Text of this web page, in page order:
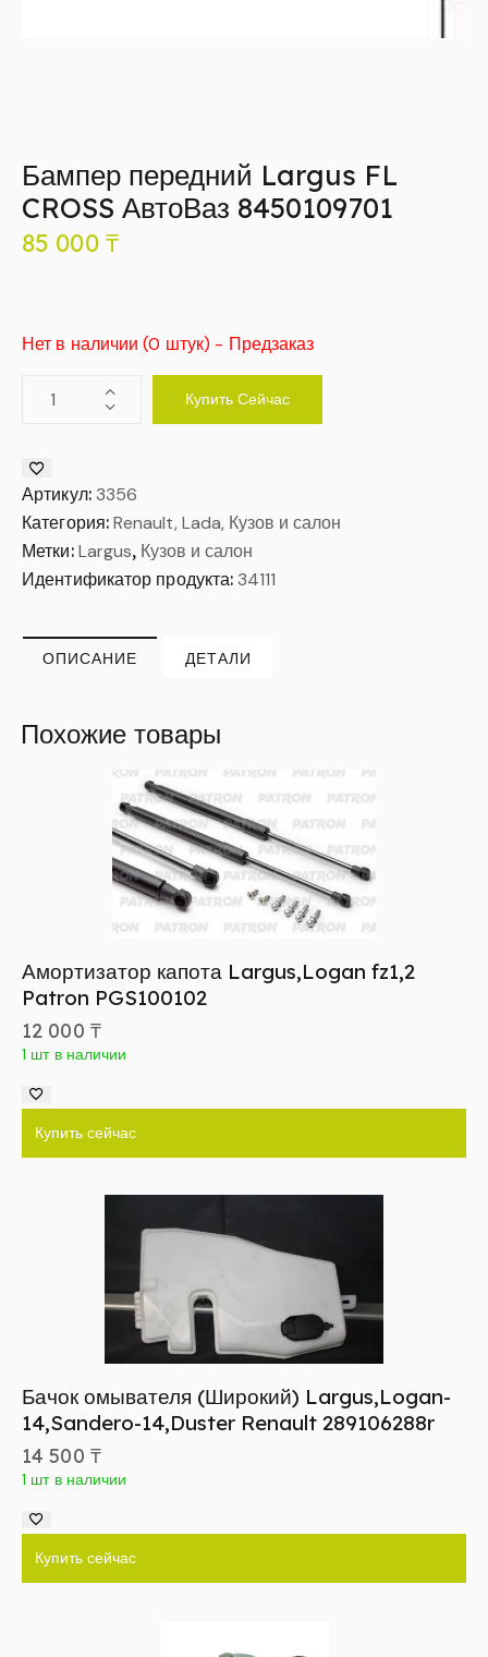
Бампер передний Largus FL
CROSS АвтоВаз 8450109701
85 000 ₸
Нет в наличии (0 штук) - Предзаказ
Купить Сейчас
Артикул: 3356
Категория:Renault, Lada, Кузов и салон
Метки: Largus, Кузов и салон
Идентификатор продукта:34111
ОПИСАНИЕ ДЕТАЛИ
Похожие товары
Амортизатор капота Largus,Logan fz1,2
Patron PGS100102
12 000 ₸
1 шт в наличии
Купить сейчас
Бачок омывателя (Широкий) Largus,Logan-
14,Sandero-14,Duster Renault 289106288r
14 500 ₸
1 шт в наличии
Купить сейчас